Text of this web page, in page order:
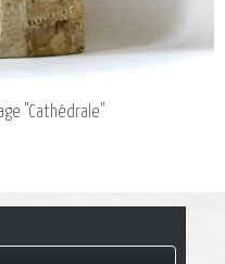
"Cathédrale"